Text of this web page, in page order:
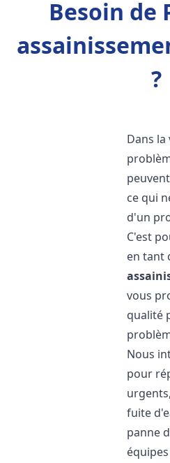
Besoin de
?
Dans
ce qui
d'un
C'est
en tant
vous
qualité
Nous
pour
fuite
panne